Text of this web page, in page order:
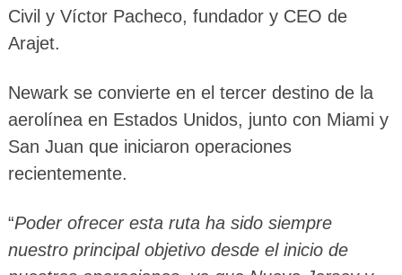
Civil y Víctor Pacheco, fundador y CEO de
Arajet.
Newark se convierte en el tercer destino de la
aerolínea en Estados Unidos, junto con Miami y
San Juan que iniciaron operaciones
recientemente.
“Poder ofrecer esta ruta ha sido siempre
nuestro principal objetivo desde el inicio de